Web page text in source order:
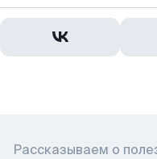
Рассказываем о